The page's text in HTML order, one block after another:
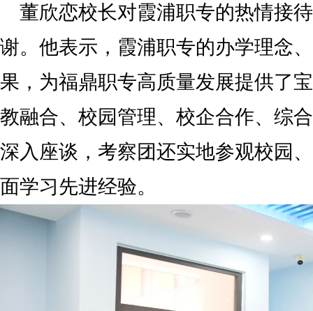
董欣恋校长对霞浦职专的热情接
谢。他表示，霞浦职专的办学理念
果，为福鼎职专高质量发展提供了
教融合、校园管理、校企合作、综
深入座谈，考察团还实地参观校园
面学习先进经验。